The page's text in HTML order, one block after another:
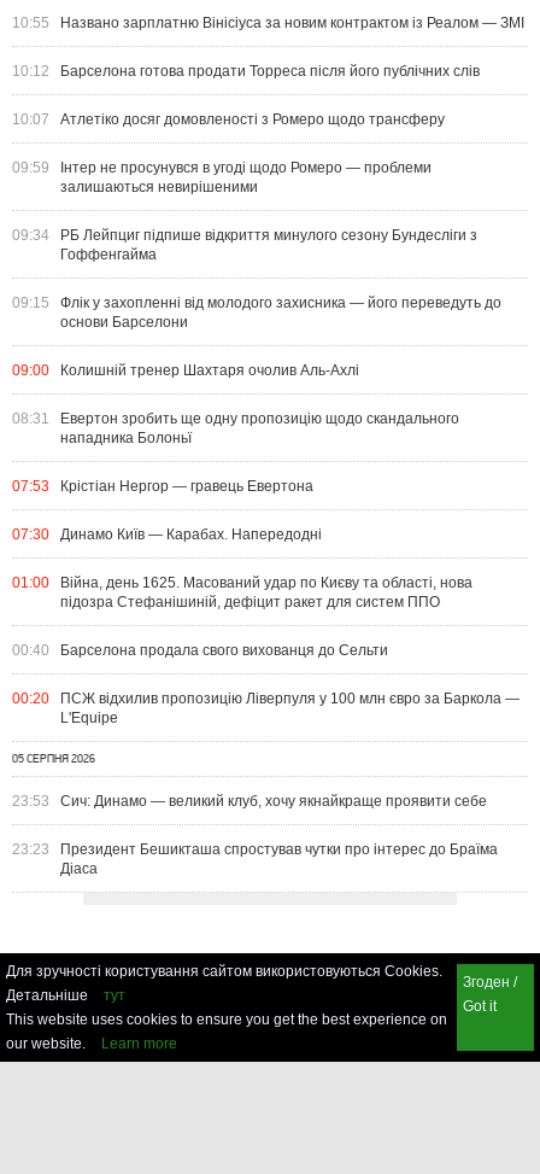
10:55 Названо зарплатню Вінісіуса за новим контрактом із Реалом — ЗМІ
10:12 Барселона готова продати Торреса після його публічних слів
10:07 Атлетіко досяг домовленості з Ромеро щодо трансферу
09:59
Інтер не просунувся в угоді щодо Ромеро — проблеми
залишаються невирішеними
09:34
РБ Лейпциг підпише відкриття минулого сезону Бундесліги з
Гоффенгайма
09:15
Флік у захопленні від молодого захисника — його переведуть до
основи Барселони
09:00 Колишній тренер Шахтаря очолив Аль-Ахлі
08:31
Евертон зробить ще одну пропозицію щодо скандального
нападника Болоньї
07:53 Крістіан Нергор — гравець Евертона
07:30 Динамо Київ — Карабах. Напередодні
01:00
Війна, день 1625. Масований удар по Києву та області, нова
підозра Стефанішиній, дефіцит ракет для систем ППО
00:40 Барселона продала свого вихованця до Сельти
00:20
ПСЖ відхилив пропозицію Ліверпуля у 100 млн євро за Баркола —
L'Equipe
05 СЕРПНЯ 2026
23:53 Сич: Динамо — великий клуб, хочу якнайкраще проявити себе
23:23
Президент Бешикташа спростував чутки про інтерес до Браїма
Діаса
Для зручності користування сайтом використовуються Cookies.
Детальніше
тут
This website uses cookies to ensure you get the best experience on
our website.
Learn more
Згоден /
Got it